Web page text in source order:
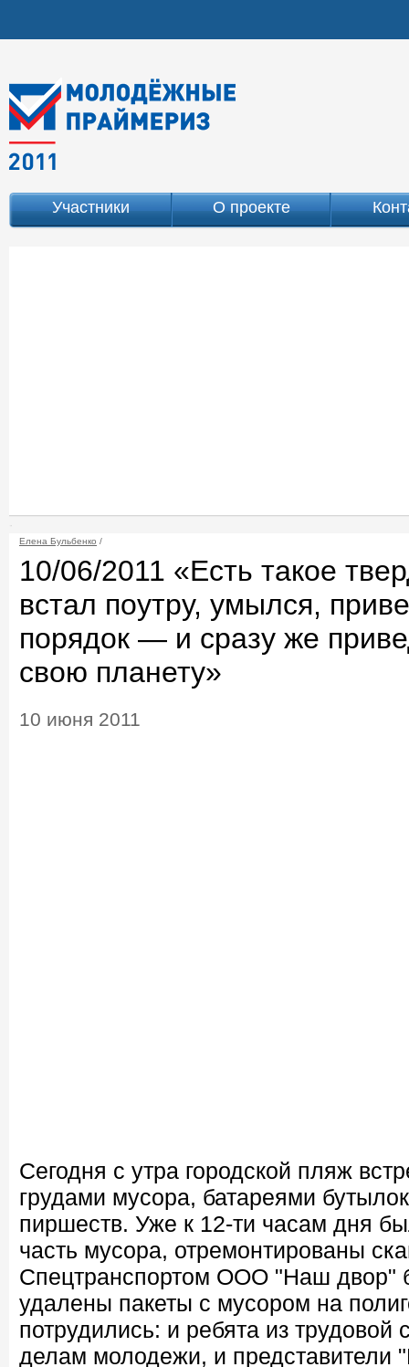
Участники О проекте
Елена Бульбенко /
10/06/2011 «Есть такое
встал поутру, умылся,
порядок — и сразу же
свою планету»
10 июня 2011
Сегодня с утра городской пляж
грудами мусора, батареями
пиршеств. Уже к 12-ти часам дня
часть мусора, отремонтированы
Спецтранспортом ООО "Наш двор"
удалены пакеты с мусором на
потрудились: и ребята из
делам молодежи, и представители